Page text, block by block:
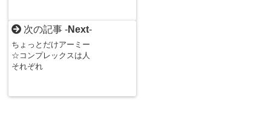
次の記事 -Next-
ちょっとだけアーミー
☆コンプレックスは人
それぞれ